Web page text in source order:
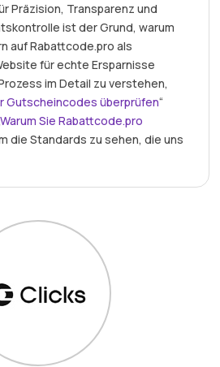
Präzision, Transparenz und
ist der Grund, warum
auf Rabattcode.pro als
für echte Ersparnisse
im Detail zu verstehen,
Gutscheincodes überprüfen“
Warum Sie Rabattcode.pro
die Standards zu sehen, die uns